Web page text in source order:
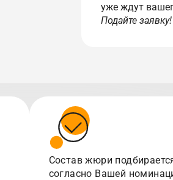
уже ждут
Подайте
Состав жюри
согласно Вашей